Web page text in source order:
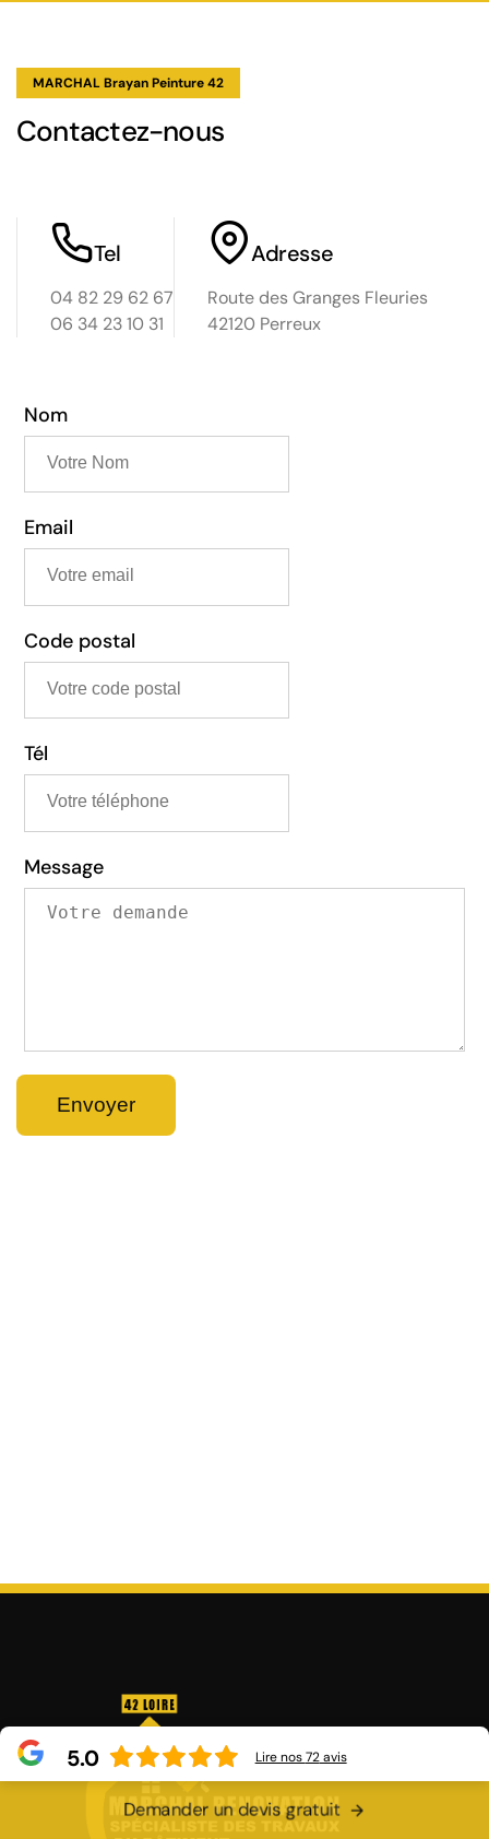
MARCHAL Brayan Peinture 42
Contactez-nous
Tel
04 82 29 62 67
06 34 23 10 31
Adresse
Route des Granges Fleuries
42120 Perreux
Nom
Email
Code postal
Tél
Message
Demander un devis gratuit
5.0 Lire nos72avis